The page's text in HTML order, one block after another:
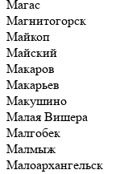
Магас
Магнитогорск
Майкоп
Майский
Макаров
Макарьев
Макушино
Малая Вишера
Малгобек
Малмыж
Малоархангельск